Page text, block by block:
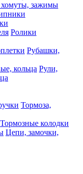
зажимы
Ролики
Рубашки,
Рули,
Тормоза,
Тормозные колодки
Цепи, замочки,